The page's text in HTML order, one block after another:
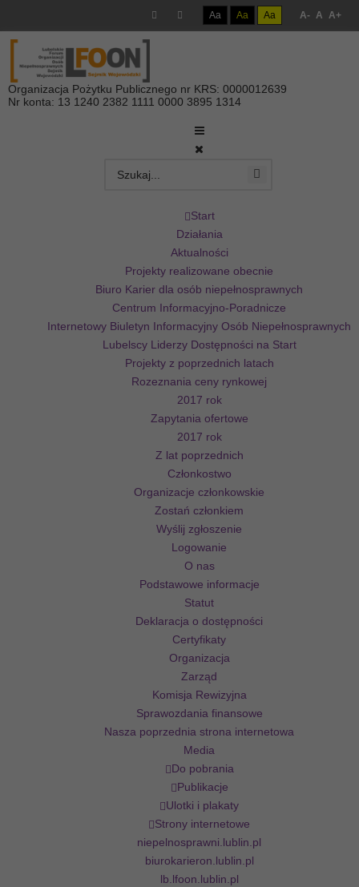
Aa Aa Aa A- A A+
Organizacja Pożytku Publicznego nr KRS: 0000012639
Nr konta: 13 1240 2382 1111 0000 3895 1314
Start
Działania
Aktualności
Projekty realizowane obecnie
Biuro Karier dla osób niepełnosprawnych
Centrum Informacyjno-Poradnicze
Internetowy Biuletyn Informacyjny Osób Niepełnosprawnych
Lubelscy Liderzy Dostępności na Start
Projekty z poprzednich latach
Rozeznania ceny rynkowej
2017 rok
Zapytania ofertowe
2017 rok
Z lat poprzednich
Członkostwo
Organizacje członkowskie
Zostań członkiem
Wyślij zgłoszenie
Logowanie
O nas
Podstawowe informacje
Statut
Deklaracja o dostępności
Certyfikaty
Organizacja
Zarząd
Komisja Rewizyjna
Sprawozdania finansowe
Nasza poprzednia strona internetowa
Media
Do pobrania
Publikacje
Ulotki i plakaty
Strony internetowe
niepelnosprawni.lublin.pl
biurokarieron.lublin.pl
lb.lfoon.lublin.pl